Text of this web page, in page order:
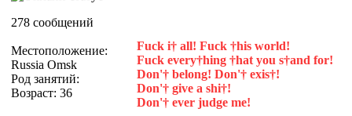
278 сообщений
Местоположение:
Russia Omsk
Род занятий:
Возраст: 36
Fuck i† all! Fuck †his world!
Fuck every†hing †hat you s†and for!
Don'† belong! Don'† exis†!
Don'† give a shi†!
Don'† ever judge me!